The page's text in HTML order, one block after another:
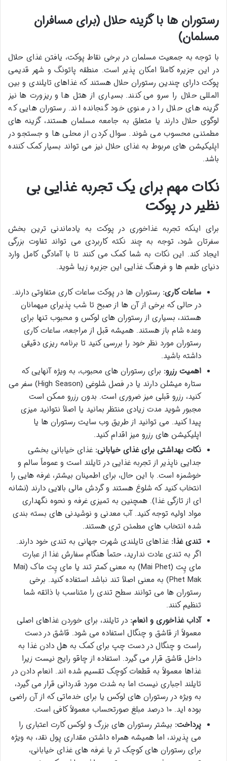
رستوران ها با گزینه حلال (برای مسافران
مسلمان)
با توجه به جمعیت مسلمان در برخی نقاط پوکت، یافتن غذای حلال
در این جزیره کاملاً امکان پذیر است. منطقه پاتونگ و شهر قدیمی
پوکت دارای چندین رستوران حلال هستند که غذاهای تایلندی و بین
المللی حلال را سرو می کنند. بسیاری از هتل ها و ریزورت ها نیز
گزینه های حلال را در منوی خود گنجانده اند. رستوران هایی که
لوگوی حلال دارند یا متعلق به جامعه مسلمان هستند، گزینه های
مطمئنی محسوب می شوند. سوال کردن از محلی ها و جستجو در
اپلیکیشن های مربوط به غذای حلال نیز می تواند بسیار کمک کننده
باشد.
نکات مهم برای یک تجربه غذایی بی
نظیر در پوکت
برای اینکه تجربه غذاخوری در پوکت به یادماندنی ترین بخش
سفرتان شود، توجه به چند نکته کاربردی می تواند تفاوت بزرگی
ایجاد کند. این نکات به شما کمک می کنند تا با آمادگی کامل وارد
دنیای طعم ها و فرهنگ غذایی این جزیره زیبا شوید.
ساعات کاری: رستوران ها در پوکت ساعات کاری متفاوتی دارند.
در حالی که برخی از آن ها از صبح تا شب پذیرای میهمانان
هستند، بسیاری از رستوران های لوکس و محبوب تنها برای
وعده شام باز هستند. همیشه قبل از مراجعه، ساعات کاری
رستوران مورد نظر خود را بررسی کنید تا برنامه ریزی دقیقی
داشته باشید.
اهمیت رزرو: برای رستوران های محبوب، به ویژه آنهایی که
ستاره میشلن دارند یا در فصل شلوغی (High Season) سفر می
کنید، رزرو قبلی میز ضروری است. بدون رزرو ممکن است
مجبور شوید مدت زیادی منتظر بمانید یا اصلاً نتوانید میزی
پیدا کنید. می توانید از طریق وب سایت رستوران ها یا
اپلیکیشن های رزرو میز اقدام کنید.
نکات بهداشتی برای غذای خیابانی: غذای خیابانی بخشی
جدایی ناپذیر از تجربه غذایی در تایلند است و عموماً سالم و
خوشمزه است. با این حال، برای اطمینان بیشتر، غرفه هایی را
انتخاب کنید که شلوغ هستند و گردش مالی بالایی دارند (نشانه
ای از تازگی غذا). همچنین به تمیزی غرفه و نحوه نگهداری
مواد اولیه توجه کنید. آب معدنی و نوشیدنی های بسته بندی
شده انتخاب های مطمئن تری هستند.
تندی غذا: غذاهای تایلندی شهرت جهانی به تندی خود دارند.
اگر به تندی عادت ندارید، حتماً هنگام سفارش غذا از عبارت
مای پِت (Mai Phet) به معنی کمتر تند یا مای پِت ماک (Mai
Phet Mak) به معنی اصلاً تند نباشد استفاده کنید. برخی
رستوران ها می توانند سطح تندی را متناسب با ذائقه شما
تنظیم کنند.
آداب غذاخوری و انعام: در تایلند، برای خوردن غذاهای اصلی
معمولاً از قاشق و چنگال استفاده می شود. قاشق در دست
راست و چنگال در دست چپ برای کمک به هل دادن غذا به
داخل قاشق قرار می گیرد. استفاده از چاقو رایج نیست زیرا
غذاها معمولاً به قطعات کوچک تقسیم شده اند. انعام دادن در
تایلند اجباری نیست اما به شدت مورد قدردانی قرار می گیرد،
به ویژه در رستوران های لوکس یا برای خدماتی که از آن راضی
بوده اید. ۱۰ درصد مبلغ صورتحساب معمولاً کافی است.
پرداخت: بیشتر رستوران های بزرگ و لوکس کارت اعتباری را
می پذیرند، اما همیشه همراه داشتن مقداری پول نقد، به ویژه
برای رستوران های کوچک تر یا غرفه های غذای خیابانی،